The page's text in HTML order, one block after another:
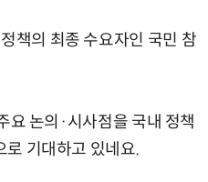
책의 최종 수요자인 국민 참
요 논의·시사점을 국내 정책
로 기대하고 있네요.